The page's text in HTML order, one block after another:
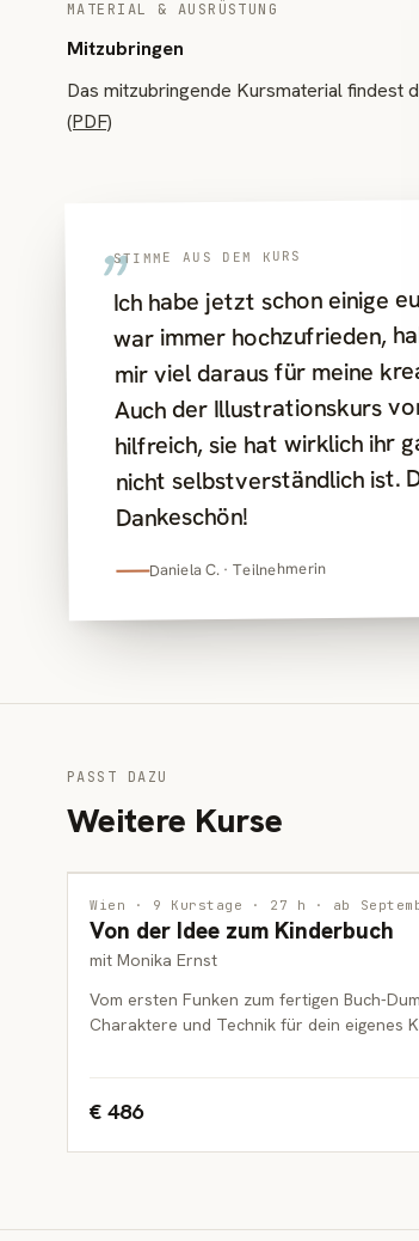
MATERIAL & AUSRÜSTUNG
Mitzubringen
Das mitzubringende Kursmaterial findest
(PDF)
„STIMME AUS DEM KURS
Ich habe jetzt schon einige
war immer hochzufrieden,
mir viel daraus für meine
Auch der Illustrationskurs
hilfreich, sie hat wirklich ihr
nicht selbstverständlich ist.
Dankeschön!
Daniela C. · Teilnehmerin
PASST DAZU
Weitere Kurse
ILLUSTRATION
ERWACHSENE
Wien · 9 Kurstage · 27 h · ab
Von der Idee zum Kinderbuch
mit Monika Ernst
Vom ersten Funken zum fertigen Buch-
Charaktere und Technik für dein eigenes
€ 486